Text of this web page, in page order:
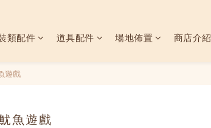
類配件 道具配件 場地佈置 商店介紹
遊戲
魚遊戲